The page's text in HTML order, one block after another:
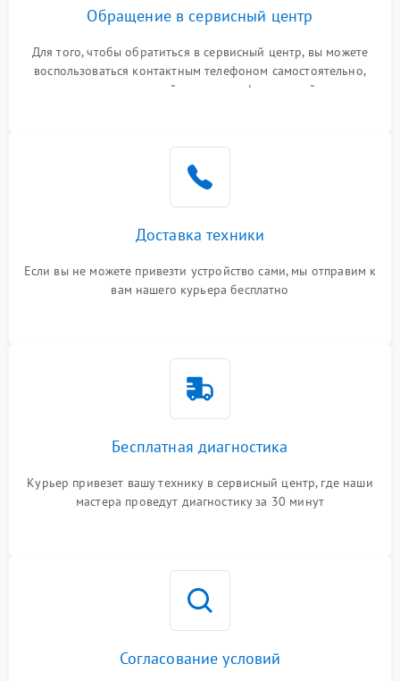
Обращение в сервисный центр
Для того, чтобы обратиться в сервисный центр, вы можете
воспользоваться контактным телефоном самостоятельно,
или оставить свой номер телефона на сайте
Доставка техники
Если вы не можете привезти устройство сами, мы отправим к
вам нашего курьера бесплатно
Бесплатная диагностика
Курьер привезет вашу технику в сервисный центр, где наши
мастера проведут диагностику за 30 минут
Согласование условий